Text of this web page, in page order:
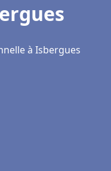
à Isbergues